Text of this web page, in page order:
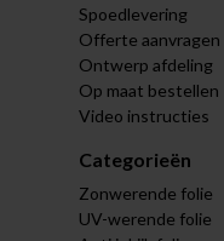
Spoedlevering
Offerte aanvragen
Ontwerp afdeling
Op maat bestellen
Video instructies
Categorieën
Zonwerende folie
UV-werende folie